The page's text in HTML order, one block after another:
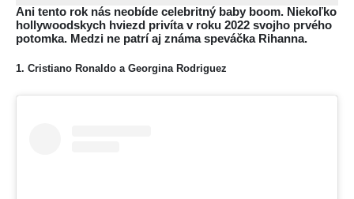
Ani tento rok nás neobíde celebritný baby boom. Niekoľko
hollywoodskych hviezd privíta v roku 2022 svojho prvého
potomka. Medzi ne patrí aj známa speváčka Rihanna.
1. Cristiano Ronaldo a Georgina Rodriguez